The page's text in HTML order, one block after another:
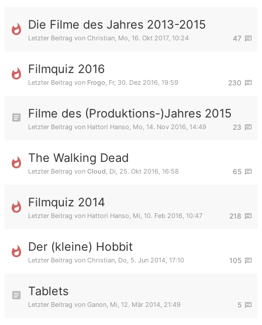
Die Filme des Jahres 2013-2015
47
Letzter Beitrag von Christian, Mo, 16. Okt 2017, 10:24
Filmquiz 2016
230
Letzter Beitrag von Frogo, Fr, 30. Dez 2016, 19:59
Filme des (Produktions-)Jahres 2015
23
Letzter Beitrag von Hattori Hanso, Mo, 14. Nov 2016, 14:49
The Walking Dead
65
Letzter Beitrag von Cloud, Di, 25. Okt 2016, 16:58
Filmquiz 2014
218
Letzter Beitrag von Hattori Hanso, Mi, 10. Feb 2016, 10:47
Der (kleine) Hobbit
105
Letzter Beitrag von Christian, Do, 5. Jun 2014, 17:10
Tablets
5
Letzter Beitrag von Ganon, Mi, 12. Mär 2014, 21:49